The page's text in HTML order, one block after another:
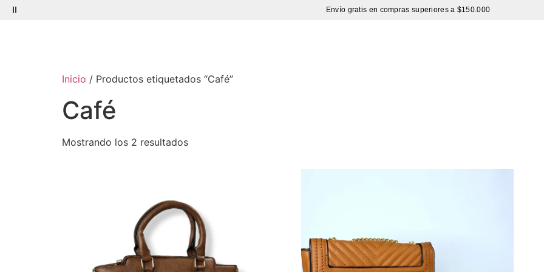
Envío gratis en compras superiores a $150.000
Inicio / Productos etiquetados “Café”
Café
Mostrando los 2 resultados